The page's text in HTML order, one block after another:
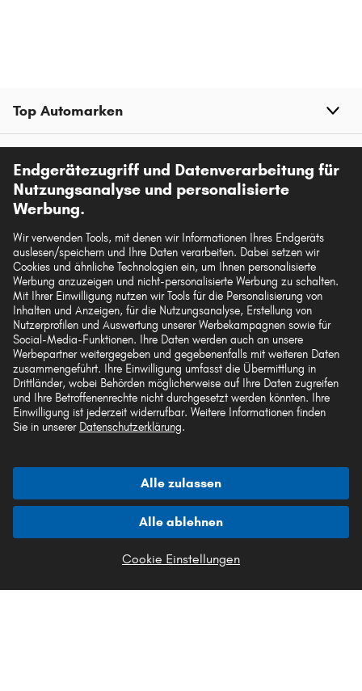
Top Automarken
Mehr von kfzteile.com
Hilfe & Support
Rechtliches
Akzeptierte Zahlungsarten
Unsere Versandpartner
Endgerätezugriff und Datenverarbeitung für
Nutzungsanalyse und personalisierte
Werbung.
Wir verwenden Tools, mit denen wir Informationen Ihres Endgeräts
auslesen/speichern und Ihre Daten verarbeiten. Dabei setzen wir
Cookies und ähnliche Technologien ein, um Ihnen personalisierte
Werbung anzuzeigen und nicht-personalisierte Werbung zu schalten.
Mit Ihrer Einwilligung nutzen wir Tools für die Personalisierung von
Inhalten und Anzeigen, für die Nutzungsanalyse, Erstellung von
Nutzerprofilen und Auswertung unserer Werbekampagnen sowie für
Social-Media-Funktionen. Ihre Daten werden auch an unsere
Werbepartner weitergegeben und gegebenenfalls mit weiteren Daten
zusammengeführt. Ihre Einwilligung umfasst die Übermittlung in
Drittländer, wobei Behörden möglicherweise auf Ihre Daten zugreifen
und Ihre Betroffenenrechte nicht durchgesetzt werden könnten. Ihre
Einwilligung ist jederzeit widerrufbar. Weitere Informationen finden
Sie in unserer Datenschutzerklärung.
Alle zulassen
Alle ablehnen
Cookie Einstellungen